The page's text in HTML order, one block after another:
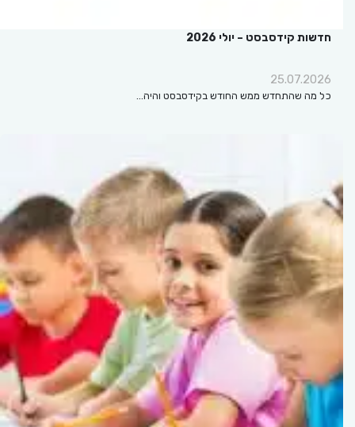
חדשות קידסבסט – יולי 2026
25.07.2026
כל מה שהתחדש ממש החודש בקידסבסט והיה…